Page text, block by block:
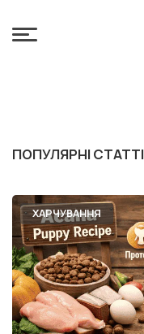
ПОПУЛЯРНІ СТАТТІ
ХАРЧУВАННЯ